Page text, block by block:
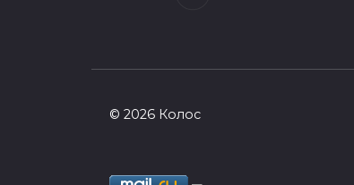
© 2026 Колос